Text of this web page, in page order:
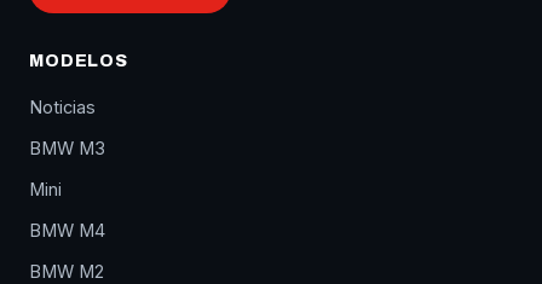
MODELOS
Noticias
BMW M3
Mini
BMW M4
BMW M2